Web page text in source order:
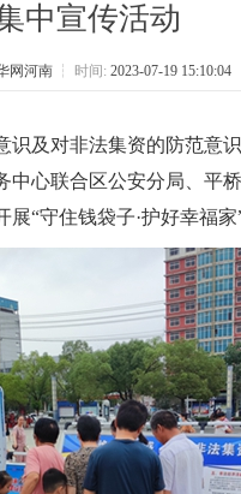
中宣传活动
网河南 ┆ 时间: 2023-07-19 15:10:04
识及对非法集资的防范意
中心联合区公安分局、平
“守住钱袋子·护好幸福家